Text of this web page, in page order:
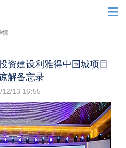
情
资建设利雅得中国城项目
解备忘录
12/13 16:55